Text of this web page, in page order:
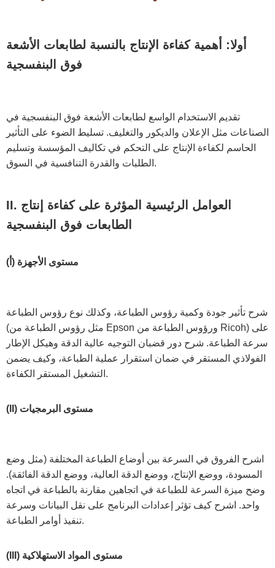
أولا: أهمية كفاءة الإنتاج بالنسبة لطابعات الأشعة
فوق البنفسجية
تقديم الاستخدام الواسع لطابعات الأشعة فوق البنفسجية في
الصناعات مثل الإعلان والديكور والتغليف. تسليط الضوء على التأثير
الحاسم لكفاءة الإنتاج على التحكم في تكاليف المؤسسة وتسليم
الطلبات والقدرة التنافسية في السوق.
II. العوامل الرئيسية المؤثرة على كفاءة إنتاج
الطابعات فوق البنفسجية
(أ) مستوى الأجهزة
شرح تأثير جودة وكمية رؤوس الطباعة، وكذلك نوع رؤوس الطباعة
(مثل رؤوس الطباعة من Epson ورؤوس الطباعة من Ricoh) على
سرعة الطباعة. شرح دور قضبان التوجيه عالية الدقة وهيكل الإطار
الفولاذي المستقر في ضمان استقرار عملية الطباعة، وكيف يضمن
التشغيل المستقر الكفاءة.
(II) مستوى البرمجيات
اشرح الفروق في السرعة بين أوضاع الطباعة المختلفة (مثل وضع
المسودة، ووضع الإنتاج، ووضع الدقة العالية، ووضع الدقة الفائقة).
وضح ميزة السرعة للطباعة في اتجاهين مقارنة بالطباعة في اتجاه
واحد. اشرح كيف تؤثر إعدادات البرنامج على نقل البيانات وسرعة
تنفيذ أوامر الطباعة.
(III) مستوى المواد الاستهلاكية